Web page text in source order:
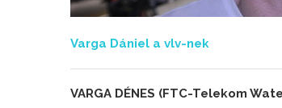
Varga Dániel a vlv-nek
VARGA DÉNES (FTC-Telekom